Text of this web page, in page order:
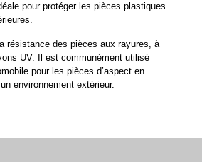
pour protéger les pièces plastiques
résistance des pièces aux rayures, à
UV. Il est communément utilisé
pour les pièces d’aspect en
environnement extérieur.